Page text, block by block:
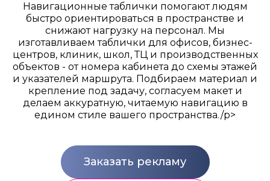
Навигационные таблички помогают людям
быстро ориентироваться в пространстве и
снижают нагрузку на персонал. Мы
изготавливаем таблички для офисов, бизнес-
центров, клиник, школ, ТЦ и производственных
объектов - от номера кабинета до схемы этажей
и указателей маршрута. Подбираем материал и
крепление под задачу, согласуем макет и
делаем аккуратную, читаемую навигацию в
едином стиле вашего пространства./p>
Заказать рекламу